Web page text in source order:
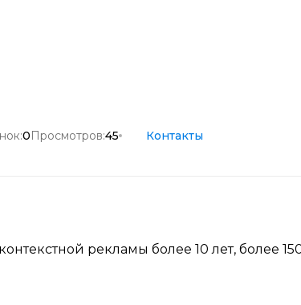
0Просмотров:45 Контакты
рекламы более 10 лет, более